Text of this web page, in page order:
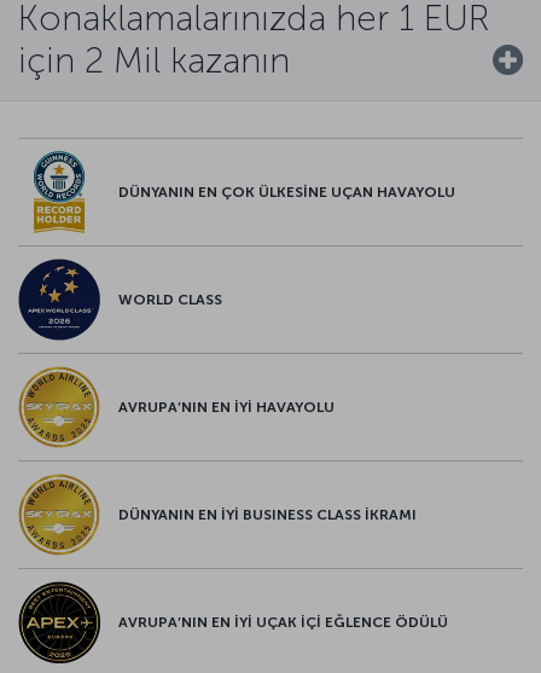
Konaklamalarınızda her 1 EUR
için 2 Mil kazanın
DÜNYANIN EN ÇOK ÜLKESİNE UÇAN HAVAYOLU
WORLD CLASS
AVRUPA’NIN EN İYİ HAVAYOLU
DÜNYANIN EN İYİ BUSINESS CLASS İKRAMI
AVRUPA’NIN EN İYİ UÇAK İÇİ EĞLENCE ÖDÜLÜ